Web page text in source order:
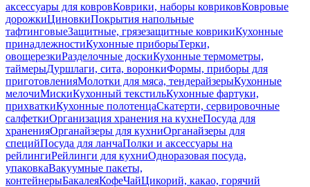
аксессуары для ковровКоврики, наборы ковриковКовровые
дорожкиЦиновкиПокрытия напольные
тафтинговыеЗащитные, грязезащитные коврикиКухонные
принадлежностиКухонные приборыТерки,
овощерезкиРазделочные доскиКухонные термометры,
таймерыДуршлаги, сита, воронкиФормы, приборы для
приготовленияМолотки для мяса, тендерайзерыКухонные
мелочиМискиКухонный текстильКухонные фартуки,
прихваткиКухонные полотенцаСкатерти, сервировочные
салфеткиОрганизация хранения на кухнеПосуда для
храненияОрганайзеры для кухниОрганайзеры для
специйПосуда для ланчаПолки и аксессуары на
рейлингиРейлинги для кухниОдноразовая посуда,
упаковкаВакуумные пакеты,
контейнерыБакалеяКофеЧайЦикорий, какао, горячий